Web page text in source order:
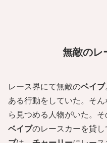
無敵のレ
レース界にて無敵のベイブ
ある行動をしていた。そん
ら見つめる人物がいた。そ
ベイブのレースカーを貸し